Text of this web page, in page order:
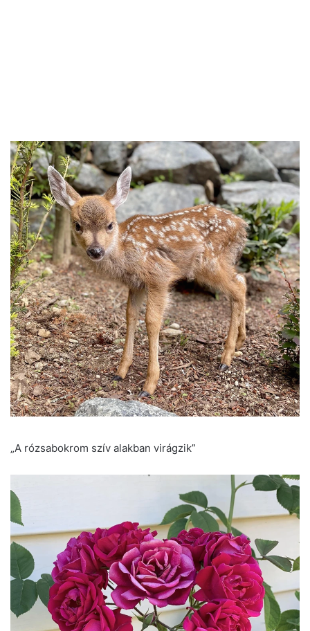
„A rózsabokrom szív alakban virágzik”